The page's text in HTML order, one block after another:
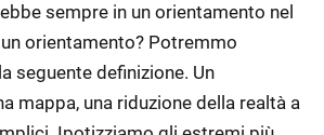
sempre in un orientamento nel
orientamento? Potremmo
seguente definizione. Un
mappa, una riduzione della realtà a